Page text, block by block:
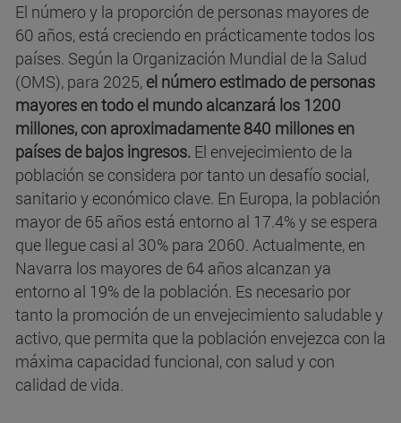
El número y la proporción de personas mayores de
60 años, está creciendo en prácticamente todos los
países. Según la Organización Mundial de la Salud
(OMS), para 2025, el número estimado de personas
mayores en todo el mundo alcanzará los 1200
millones, con aproximadamente 840 millones en
países de bajos ingresos. El envejecimiento de la
población se considera por tanto un desafío social,
sanitario y económico clave. En Europa, la población
mayor de 65 años está entorno al 17.4% y se espera
que llegue casi al 30% para 2060. Actualmente, en
Navarra los mayores de 64 años alcanzan ya
entorno al 19% de la población. Es necesario por
tanto la promoción de un envejecimiento saludable y
activo, que permita que la población envejezca con la
máxima capacidad funcional, con salud y con
calidad de vida.